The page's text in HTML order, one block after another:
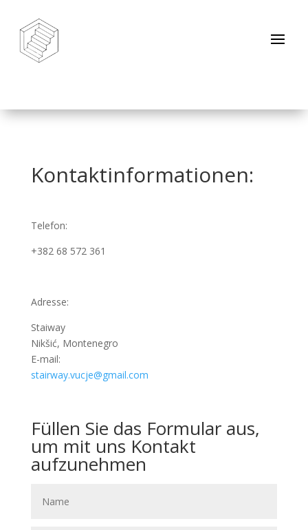
Kontaktinformationen:
Telefon:
+382 68 572 361
Adresse:
Staiway
Nikšić, Montenegro
E-mail:
stairway.vucje@gmail.com
Füllen Sie das Formular aus,
um mit uns Kontakt
aufzunehmen